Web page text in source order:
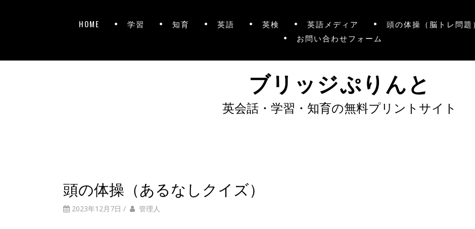
HOME 学習 知育 英語 英検 英語メディア 頭の体操（脳トレ問題）
お問い合わせフォーム
ブリッジぷりんと
英会話・学習・知育の無料プリントサイト
頭の体操（あるなしクイズ）
2023年12月7日 / 管理人